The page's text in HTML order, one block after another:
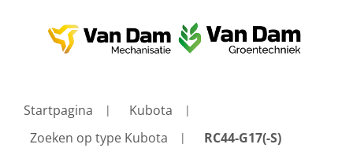
Startpagina
Kubota
Zoeken op type Kubota
RC44-G17(-S)